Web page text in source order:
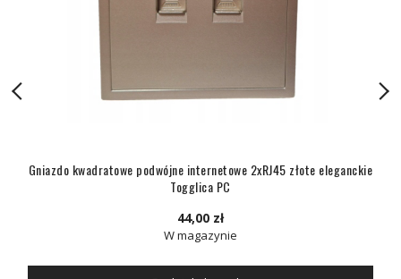
Gniazdo kwadratowe podwójne internetowe 2xRJ45 złote eleganckie
Togglica PC
44,00 zł
W magazynie